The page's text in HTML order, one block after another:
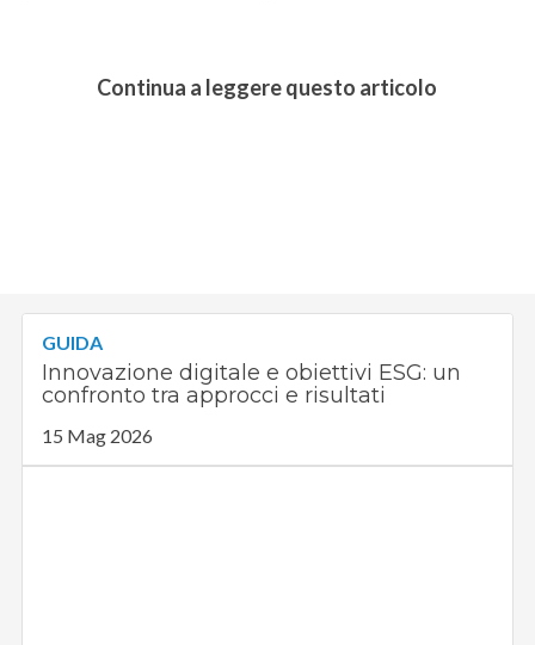
Continua a leggere questo articolo
GUIDA
Innovazione digitale e obiettivi ESG: un
confronto tra approcci e risultati
15 Mag 2026